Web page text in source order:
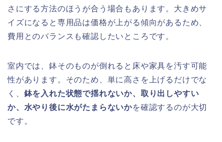
さにする方法のほうが合う場合もあります。大きめサ
イズになると専用品は価格が上がる傾向があるため、
費用とのバランスも確認したいところです。
室内では、鉢そのものが倒れると床や家具を汚す可能
性があります。そのため、単に高さを上げるだけでな
く、 鉢を入れた状態で揺れないか、取り出しやすい
か、水やり後に水がたまらないかを確認するのが大切
です。